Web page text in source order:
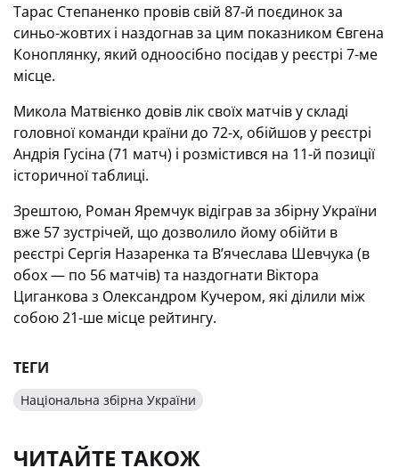
Тарас Степаненко провів свій 87-й поєдинок за
синьо-жовтих і наздогнав за цим показником Євгена
Коноплянку, який одноосібно посідав у реєстрі 7-ме
місце.
Микола Матвієнко довів лік своїх матчів у складі
головної команди країни до 72-х, обійшов у реєстрі
Андрія Гусіна (71 матч) і розмістився на 11-й позиції
історичної таблиці.
Зрештою, Роман Яремчук відіграв за збірну України
вже 57 зустрічей, що дозволило йому обійти в
реєстрі Сергія Назаренка та В’ячеслава Шевчука (в
обох — по 56 матчів) та наздогнати Віктора
Циганкова з Олександром Кучером, які ділили між
собою 21-ше місце рейтингу.
ТЕГИ
Національна збірна України
ЧИТАЙТЕ ТАКОЖ